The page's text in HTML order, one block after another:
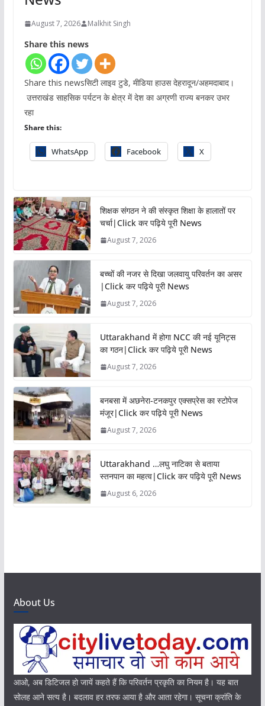
August 7, 2026 Malkhit Singh
Share this news
Share this newsसिटी लाइव टुडे, मीडिया हाउस देहरादून/अहमदाबाद।
उत्तराखंड साहसिक पर्यटन के क्षेत्र में देश का अग्रणी राज्य बनकर उभर
रहा
Share this:
WhatsApp Facebook X
शिक्षक संगठन ने की संस्कृत शिक्षा के हालातों पर
चर्चा|Click कर पढ़िये पूरी News
August 7, 2026
बच्चों की नजर से दिखा जलवायु परिवर्तन का असर
|Click कर पढ़िये पूरी News
August 7, 2026
Uttarakhand में होगा NCC की नई यूनिट्स
का गठन|Click कर पढ़िये पूरी News
August 7, 2026
बनबसा में अछनेरा-टनकपुर एक्सप्रेस का स्टोपेज
मंजूर|Click कर पढ़िये पूरी News
August 7, 2026
Uttarakhand …लघु नाटिका से बताया
स्तनपान का महत्व|Click कर पढ़िये पूरी News
August 6, 2026
About Us
आओ, अब डिटिजल हो जायें कहते हैं कि परिवर्तन प्रकृति का नियम है। यह बात
सोलह आने सत्य है। बदलाव हर तरफ आया है और आता रहेगा। सूचना क्रांति के